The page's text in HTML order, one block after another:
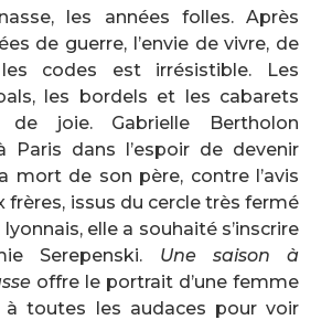
les années folles. Après
de guerre, l’envie de vivre, de
codes est irrésistible. Les
les bordels et les cabarets
de joie. Gabrielle Bertholon
Paris dans l’espoir de devenir
mort de son père, contre l’avis
frères, issus du cercle très fermé
elle a souhaité s’inscrire
Serepenski. Une saison à
offre le portrait d’une femme
à toutes les audaces pour voir